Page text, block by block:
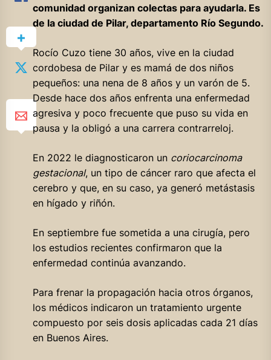
comunidad organizan colectas para ayudarla. Es
de la ciudad de Pilar, departamento Río Segundo.
Rocío Cuzo tiene 30 años, vive en la ciudad
cordobesa de Pilar y es mamá de dos niños
pequeños: una nena de 8 años y un varón de 5.
Desde hace dos años enfrenta una enfermedad
agresiva y poco frecuente que puso su vida en
pausa y la obligó a una carrera contrarreloj.
En 2022 le diagnosticaron un coriocarcinoma
gestacional, un tipo de cáncer raro que afecta el
cerebro y que, en su caso, ya generó metástasis
en hígado y riñón.
En septiembre fue sometida a una cirugía, pero
los estudios recientes confirmaron que la
enfermedad continúa avanzando.
Para frenar la propagación hacia otros órganos,
los médicos indicaron un tratamiento urgente
compuesto por seis dosis aplicadas cada 21 días
en Buenos Aires.